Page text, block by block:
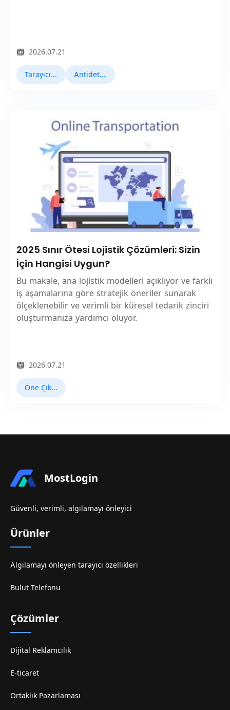
2026.07.21
Tarayıcı Parmak İzi Antidetect Tarayıcılar
2025 Sınır Ötesi Lojistik Çözümleri: Sizin
İçin Hangisi Uygun?
Bu makale, ana lojistik modelleri açıklıyor ve farklı
iş aşamalarına göre stratejik öneriler sunarak
ölçeklenebilir ve verimli bir küresel tedarik zinciri
oluşturmanıza yardımcı oluyor.
2026.07.21
Öne Çıkan Haberler
MostLogin
Güvenli, verimli, algılamayı önleyici
Ürünler
Algılamayı önleyen tarayıcı özellikleri
Bulut Telefonu
Çözümler
Dijital Reklamcılık
E-ticaret
Ortaklık Pazarlaması